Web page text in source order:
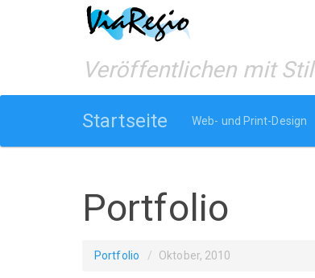
Veröffentlichen mit Stil
Startseite Web- und Print-Design
Portfolio
Portfolio Oktober, 2010